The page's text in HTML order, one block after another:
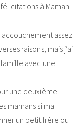
à Maman
accouchement assez
raisons, mais j’ai
avec une
une deuxième
mamans si ma
un petit frère ou